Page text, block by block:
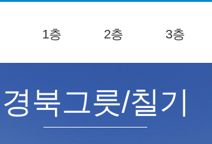
1층 2층 3층
경북그릇/칠기